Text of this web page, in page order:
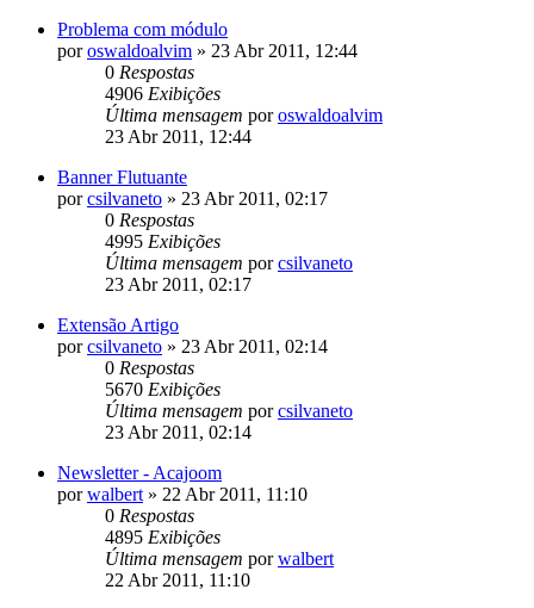
Problema com módulo
poroswaldoalvim » 23 Abr 2011, 12:44
0 Respostas
4906 Exibições
Última mensagem poroswaldoalvim
23 Abr 2011, 12:44
Banner Flutuante
porcsilvaneto » 23 Abr 2011, 02:17
0 Respostas
4995 Exibições
Última mensagem porcsilvaneto
23 Abr 2011, 02:17
Extensão Artigo
porcsilvaneto » 23 Abr 2011, 02:14
0 Respostas
5670 Exibições
Última mensagem porcsilvaneto
23 Abr 2011, 02:14
Newsletter - Acajoom
porwalbert » 22 Abr 2011, 11:10
0 Respostas
4895 Exibições
Última mensagem porwalbert
22 Abr 2011, 11:10